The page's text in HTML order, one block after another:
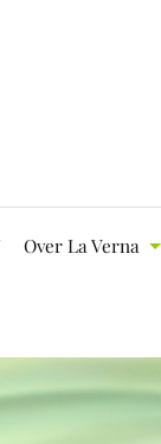
Over La Verna